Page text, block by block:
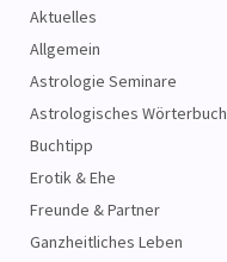
Aktuelles
Allgemein
Astrologie Seminare
Astrologisches Wörterbuch
Buchtipp
Erotik & Ehe
Freunde & Partner
Ganzheitliches Leben